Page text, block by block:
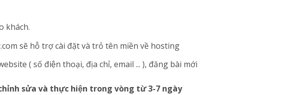
khách.
sẽ hỗ trợ cài đặt và trỏ tên miền về hosting
( số điện thoại, địa chỉ, email ... ), đăng bài mới
sửa và thực hiện trong vòng từ 3-7 ngày